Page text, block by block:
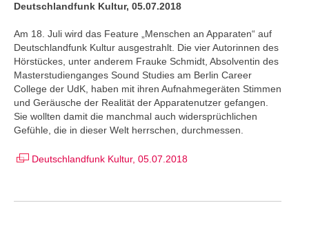
Deutschlandfunk Kultur, 05.07.2018
Am 18. Juli wird das Feature „Menschen an Apparaten“ auf
Deutschlandfunk Kultur ausgestrahlt. Die vier Autorinnen des
Hörstückes, unter anderem Frauke Schmidt, Absolventin des
Masterstudienganges Sound Studies am Berlin Career
College der UdK, haben mit ihren Aufnahmegeräten Stimmen
und Geräusche der Realität der Apparatenutzer gefangen.
Sie wollten damit die manchmal auch widersprüchlichen
Gefühle, die in dieser Welt herrschen, durchmessen.
Deutschlandfunk Kultur, 05.07.2018